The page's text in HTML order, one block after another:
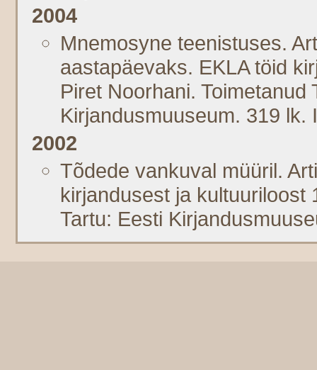
2004
Mnemosyne teenistuses.
aastapäevaks. EKLA töid
Piret Noorhani. Toimetanud
Kirjandusmuuseum. 319 lk.
2002
Tõdede vankuval müüril.
kirjandusest ja kultuuriloost
Tartu: Eesti